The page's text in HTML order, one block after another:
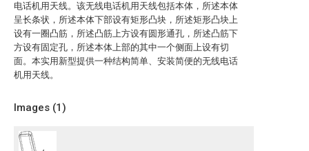
电话机用天线。该无线电话机用天线包括本体，所述本体
呈长条状，所述本体下部设有矩形凸块，所述矩形凸块上
设有一圈凸筋，所述凸筋上方设有圆形通孔，所述凸筋下
方设有固定孔，所述本体上部的其中一个侧面上设有切
面。本实用新型提供一种结构简单、安装简便的无线电话
机用天线。
Images (1)